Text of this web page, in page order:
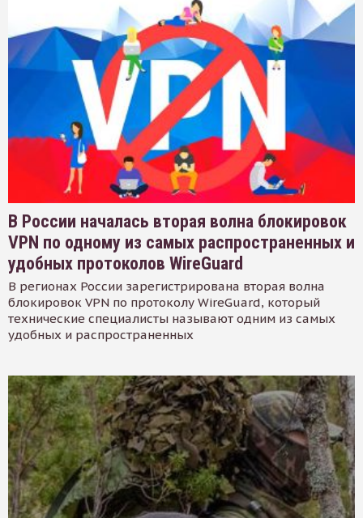
В России началась вторая волна блокировок
VPN по одному из самых распространенных и
удобных протоколов WireGuard
В регионах России зарегистрирована вторая волна
блокировок VPN по протоколу WireGuard, который
технические специалисты называют одним из самых
удобных и распространенных